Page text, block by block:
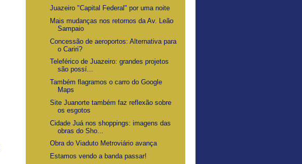
Juazeiro "Capital Federal" por uma noite
Mais mudanças nos retornos da Av. Leão
Sampaio
Concessão de aeroportos: Alternativa para
o Cariri?
Teleférico de Juazeiro: grandes projetos
são possí...
Também flagramos o carro do Google
Maps
Site Juanorte também faz reflexão sobre
os esgotos
Cidade Juá nos shoppings: imagens das
obras do Sho...
Obra do Viaduto Metroviário avança
Estamos vendo a banda passar!